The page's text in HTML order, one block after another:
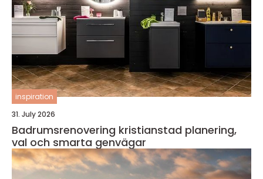
inspiration
31. July 2026
Badrumsrenovering kristianstad planering,
val och smarta genvägar